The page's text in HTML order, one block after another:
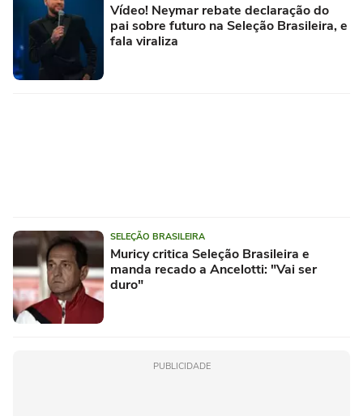
Vídeo! Neymar rebate declaração do
pai sobre futuro na Seleção Brasileira, e
fala viraliza
SELEÇÃO BRASILEIRA
Muricy critica Seleção Brasileira e
manda recado a Ancelotti: "Vai ser
duro"
PUBLICIDADE